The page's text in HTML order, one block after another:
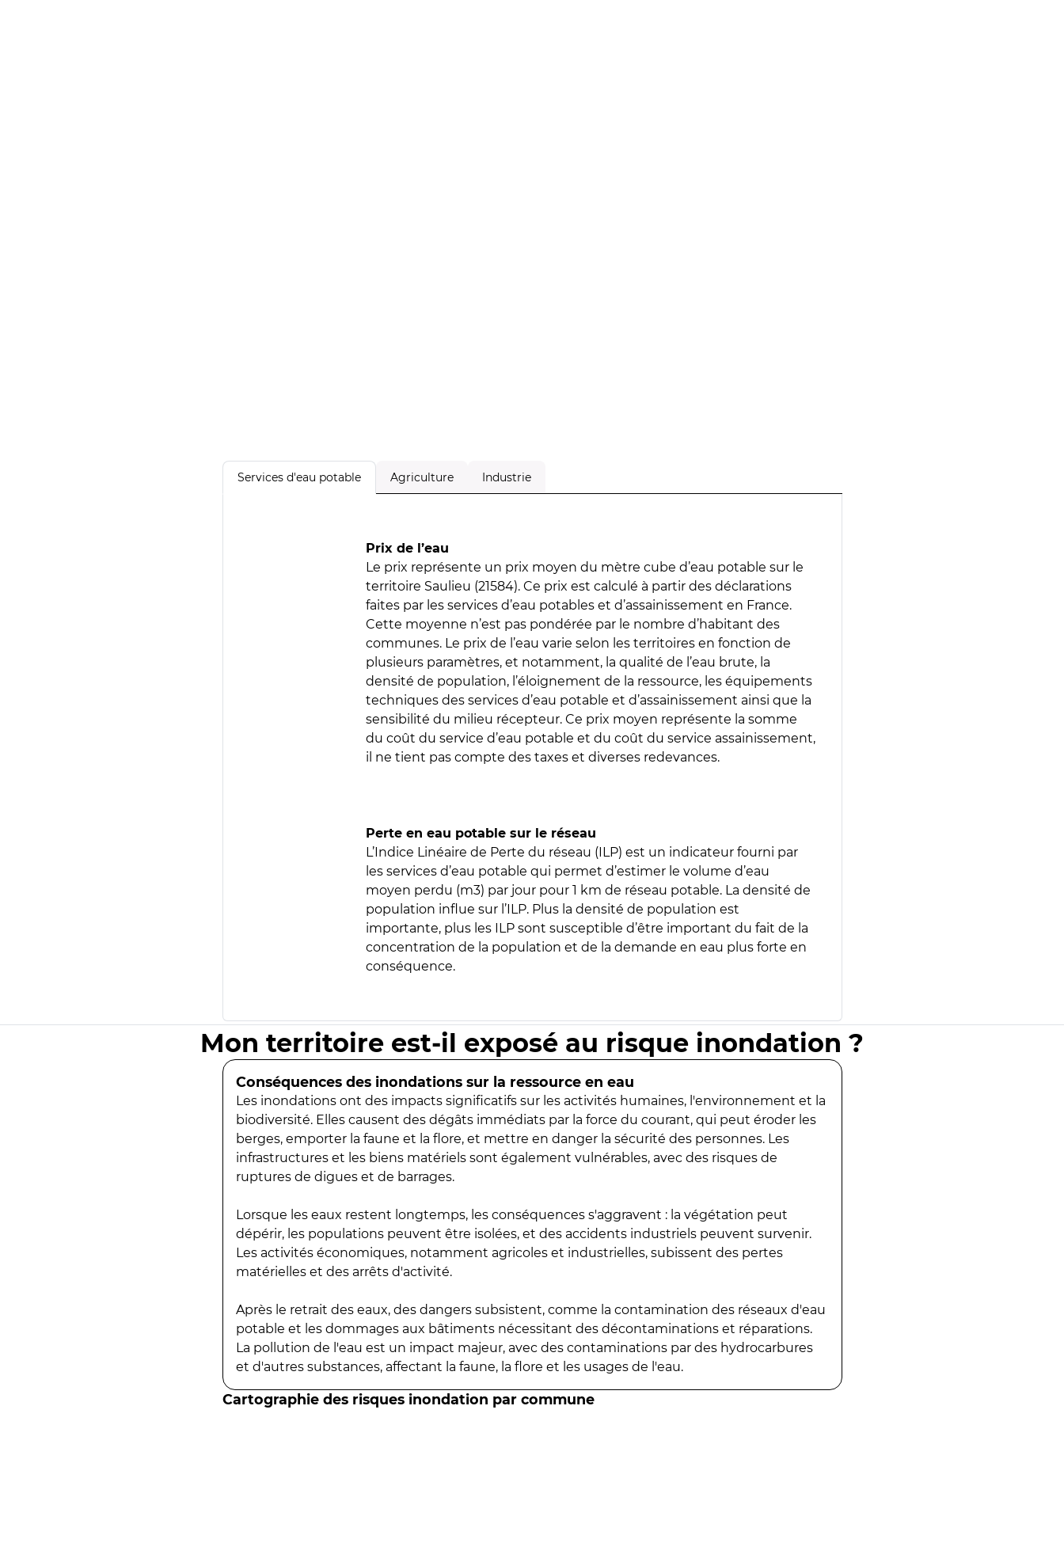
Services d'eau potable Agriculture Industrie
Prix de l’eau
Le prix représente un prix moyen du mètre cube d’eau potable sur le
territoire Saulieu (21584). Ce prix est calculé à partir des déclarations
faites par les services d’eau potables et d’assainissement en France.
Cette moyenne n’est pas pondérée par le nombre d’habitant des
communes. Le prix de l’eau varie selon les territoires en fonction de
plusieurs paramètres, et notamment, la qualité de l’eau brute, la
densité de population, l’éloignement de la ressource, les équipements
techniques des services d’eau potable et d’assainissement ainsi que la
sensibilité du milieu récepteur. Ce prix moyen représente la somme
du coût du service d’eau potable et du coût du service assainissement,
il ne tient pas compte des taxes et diverses redevances.
Perte en eau potable sur le réseau
L’Indice Linéaire de Perte du réseau (ILP) est un indicateur fourni par
les services d’eau potable qui permet d’estimer le volume d’eau
moyen perdu (m3) par jour pour 1 km de réseau potable. La densité de
population influe sur l’ILP. Plus la densité de population est
importante, plus les ILP sont susceptible d’être important du fait de la
concentration de la population et de la demande en eau plus forte en
conséquence.
Mon territoire est-il exposé au risque inondation ?
Conséquences des inondations sur la ressource en eau
Les inondations ont des impacts significatifs sur les activités humaines, l'environnement et la
biodiversité. Elles causent des dégâts immédiats par la force du courant, qui peut éroder les
berges, emporter la faune et la flore, et mettre en danger la sécurité des personnes. Les
infrastructures et les biens matériels sont également vulnérables, avec des risques de
ruptures de digues et de barrages.
Lorsque les eaux restent longtemps, les conséquences s'aggravent : la végétation peut
dépérir, les populations peuvent être isolées, et des accidents industriels peuvent survenir.
Les activités économiques, notamment agricoles et industrielles, subissent des pertes
matérielles et des arrêts d'activité.
Après le retrait des eaux, des dangers subsistent, comme la contamination des réseaux d'eau
potable et les dommages aux bâtiments nécessitant des décontaminations et réparations.
La pollution de l'eau est un impact majeur, avec des contaminations par des hydrocarbures
et d'autres substances, affectant la faune, la flore et les usages de l'eau.
Cartographie des risques inondation par commune